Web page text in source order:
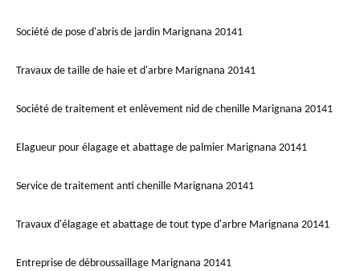
Société de pose d'abris de jardin Marignana 20141
Travaux de taille de haie et d'arbre Marignana 20141
Société de traitement et enlèvement nid de chenille Marignana 20141
Elagueur pour élagage et abattage de palmier Marignana 20141
Service de traitement anti chenille Marignana 20141
Travaux d'élagage et abattage de tout type d'arbre Marignana 20141
Entreprise de débroussaillage Marignana 20141